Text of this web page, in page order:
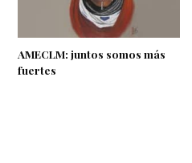
AMECLM: juntos somos más
fuertes